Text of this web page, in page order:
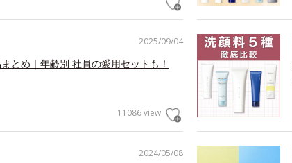
2025/09/04
とめ｜年齢別 社員の愛用セットも！
11086 view
2024/05/08